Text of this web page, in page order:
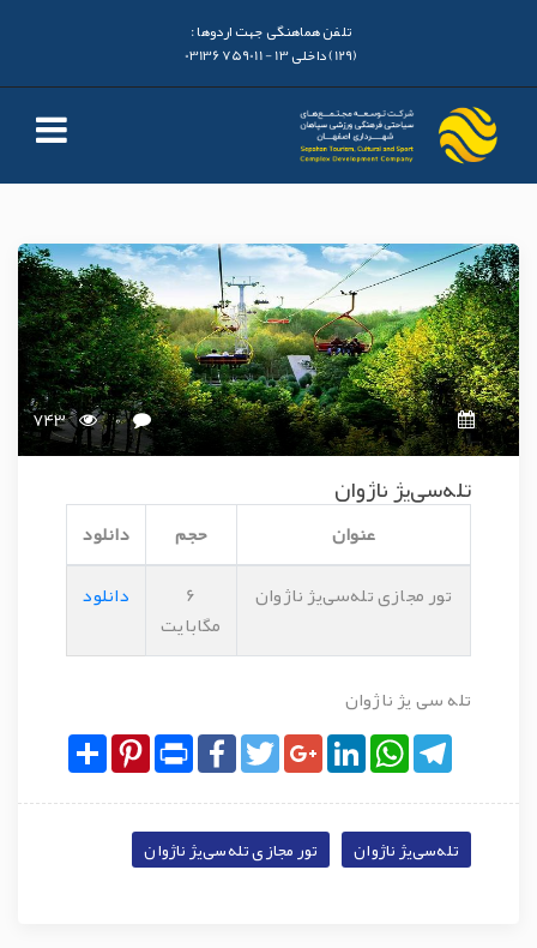
تلفن هماهنگی جهت اردوها :
743 0
تله‌سی‌یژ ناژوان
عنوان حجم
دانلود
تور مجازی تله‌سی‌یژ ناژوان
مگابایت
دانلود
تله سی یژ ناژوان
SharePinterest Print
FacebookTwitterGoogle+LinkedIn
WhatsAppTelegram
تله‌سی‌یژ ناژوان تور مجازی تله‌سی‌یژ ناژوان